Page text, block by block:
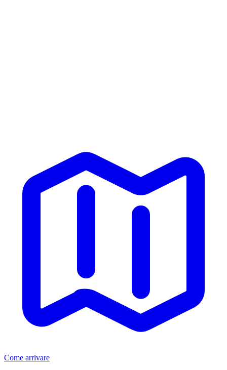
Come arrivare